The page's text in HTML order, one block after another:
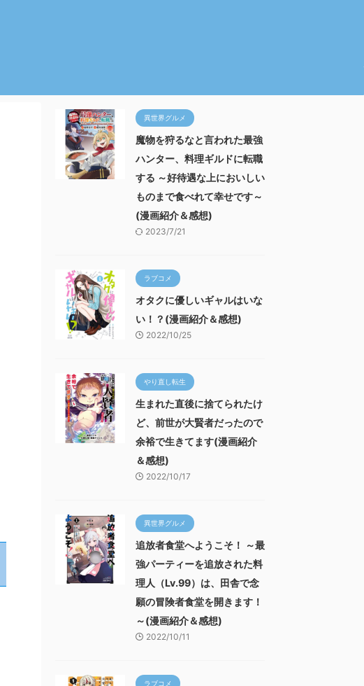
異世界グルメ
魔物を狩るなと言われた最強
ハンター、料理ギルドに転職
する ～好待遇な上においしい
ものまで食べれて幸せです～
(漫画紹介＆感想)
2023/7/21
ラブコメ
オタクに優しいギャルはいな
い！？(漫画紹介＆感想)
2022/10/25
やり直し転生
生まれた直後に捨てられたけ
ど、前世が大賢者だったので
余裕で生きてます(漫画紹介
＆感想)
2022/10/17
異世界グルメ
追放者食堂へようこそ！ ～最
強パーティーを追放された料
理人（Lv.99）は、田舎で念
願の冒険者食堂を開きます！
～(漫画紹介＆感想)
2022/10/11
ラブコメ